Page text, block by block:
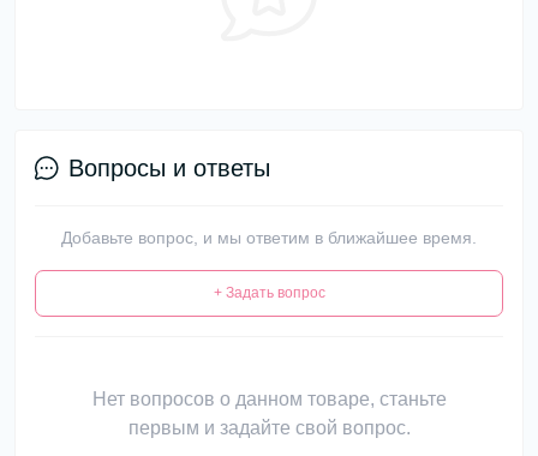
Вопросы и ответы
Добавьте вопрос, и мы ответим в ближайшее время.
+ Задать вопрос
Нет вопросов о данном товаре, станьте
первым и задайте свой вопрос.